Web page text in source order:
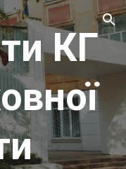
Skip to navigation
КГ